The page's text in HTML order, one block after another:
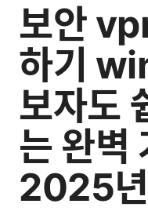
보안
하기
보자도
는 완벽
2025